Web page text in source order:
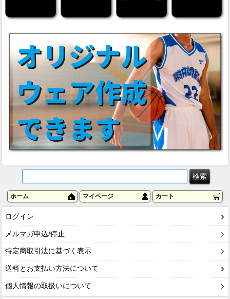
ホーム マイページ カート
ログイン
メルマガ申込/停止
特定商取引法に基づく表示
送料とお支払い方法について
個人情報の取扱いについて